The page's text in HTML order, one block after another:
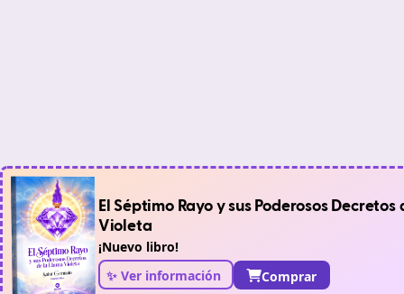
El Séptimo Rayo y sus Poderosos
Violeta
¡Nuevo libro!
✨ Ver información
Comprar